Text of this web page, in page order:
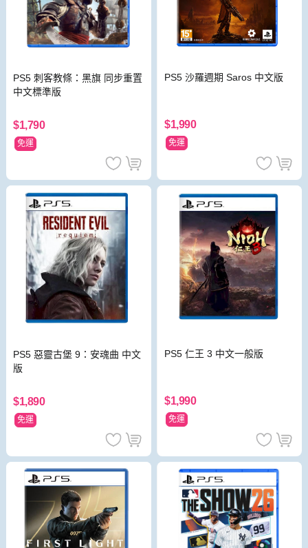
PS5 刺客教條：黑旗 同步重置
中文標準版
$1,790
免運
PS5 沙羅週期 Saros 中文版
$1,990
免運
PS5 惡靈古堡 9：安魂曲 中文
版
$1,890
免運
PS5 仁王 3 中文一般版
$1,990
免運